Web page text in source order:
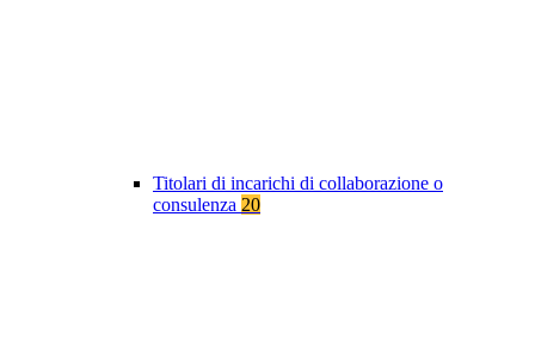
Titolari di incarichi di collaborazione o
consulenza 20